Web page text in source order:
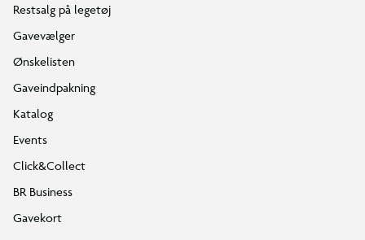
Restsalg på legetøj
Gavevælger
Ønskelisten
Gaveindpakning
Katalog
Events
Click&Collect
BR Business
Gavekort